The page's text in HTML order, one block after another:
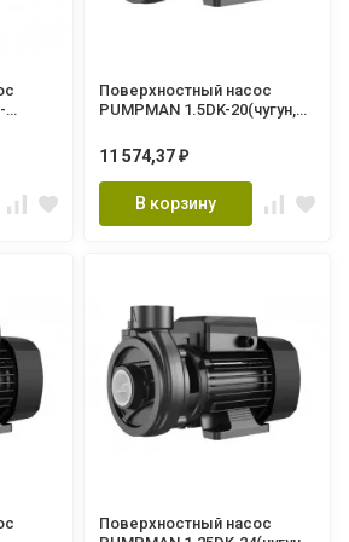
Поверхностный насос
PUMPMAN 1.5DK-20(чугун,
21м3/ч, всас 8м)
11 574,37 ₽
В корзину
Поверхностный насос